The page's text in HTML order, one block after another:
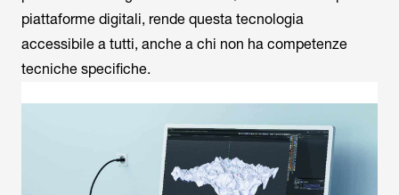
piattaforme digitali, rende questa tecnologia
accessibile a tutti, anche a chi non ha competenze
tecniche specifiche.